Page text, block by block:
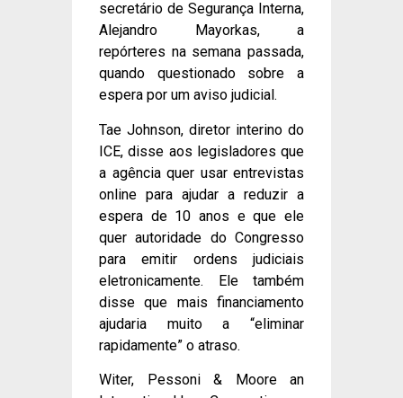
secretário de Segurança Interna,
Alejandro Mayorkas, a
repórteres na semana passada,
quando questionado sobre a
espera por um aviso judicial.
Tae Johnson, diretor interino do
ICE, disse aos legisladores que
a agência quer usar entrevistas
online para ajudar a reduzir a
espera de 10 anos e que ele
quer autoridade do Congresso
para emitir ordens judiciais
eletronicamente. Ele também
disse que mais financiamento
ajudaria muito a “eliminar
rapidamente” o atraso.
Witer, Pessoni & Moore an